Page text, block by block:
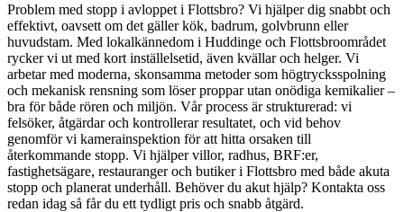
Problem med stopp i avloppet i Flottsbro? Vi hjälper dig snabbt och
effektivt, oavsett om det gäller kök, badrum, golvbrunn eller
huvudstam. Med lokalkännedom i Huddinge och Flottsbroområdet
rycker vi ut med kort inställelsetid, även kvällar och helger. Vi
arbetar med moderna, skonsamma metoder som högtrycksspolning
och mekanisk rensning som löser proppar utan onödiga kemikalier –
bra för både rören och miljön. Vår process är strukturerad: vi
felsöker, åtgärdar och kontrollerar resultatet, och vid behov
genomför vi kamera­inspektion för att hitta orsaken till
återkommande stopp. Vi hjälper villor, radhus, BRF:er,
fastighetsägare, restauranger och butiker i Flottsbro med både akuta
stopp och planerat underhåll. Behöver du akut hjälp? Kontakta oss
redan idag så får du ett tydligt pris och snabb åtgärd.